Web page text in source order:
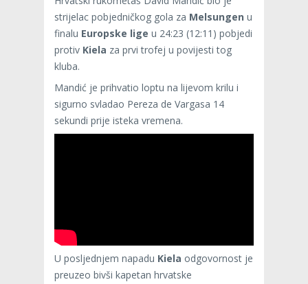
strijelac pobjedničkog gola za Melsungen u
finalu Europske lige u 24:23 (12:11) pobjedi
protiv Kiela za prvi trofej u povijesti tog
kluba.
Mandić je prihvatio loptu na lijevom krilu i
sigurno svladao Pereza de Vargasa 14
sekundi prije isteka vremena.
U posljednjem napadu Kiela odgovornost je
preuzeo bivši kapetan hrvatske